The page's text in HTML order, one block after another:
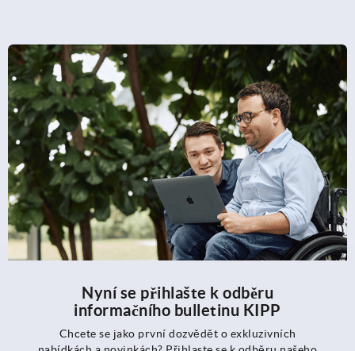
Nyní se přihlašte k odběru
informačního bulletinu KIPP
Chcete se jako první dozvědět o exkluzivních